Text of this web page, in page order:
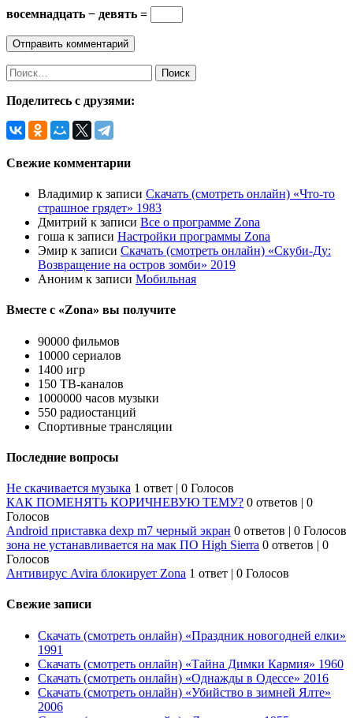
восемнадцать − девять =
Поделитесь с друзями:
Свежие комментарии
Владимир к записи Скачать (смотреть онлайн) «Что-то
страшное грядет» 1983
Дмитрий к записи Все о программе Zona
гоша к записи Настройки программы Zona
Эмир к записи Скачать (смотреть онлайн) «Скуби-Ду:
Возвращение на остров зомби» 2019
Аноним к записи Мобильная
Вместе с «Zona» вы получите
90000 фильмов
10000 сериалов
1400 игр
150 ТВ-каналов
1000000 часов музыки
550 радиостанций
Спортивные трансляции
Последние вопросы
Не скачивается музыка 1 ответ | 0 Голосов
КАК ПОМЕНЯТЬ КОРИЧНЕВУЮ ТЕМУ? 0 ответов | 0
Голосов
Android приставка dexp m7 черный экран 0 ответов | 0 Голосов
зона не устанавливается на мак ПО High Sierra 0 ответов | 0
Голосов
Антивирус Avira блокирует Zona 1 ответ | 0 Голосов
Свежие записи
Скачать (смотреть онлайн) «Праздник новогодней елки»
1991
Скачать (смотреть онлайн) «Тайна Димки Кармия» 1960
Скачать (смотреть онлайн) «Однажды в Одессе» 2016
Скачать (смотреть онлайн) «Убийство в зимней Ялте»
2006